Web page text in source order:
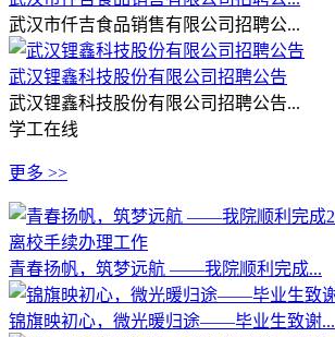
武汉市仟吉食品销售有限公司招聘公...
武汉锂鑫科技股份有限公司招聘公告
武汉锂鑫科技股份有限公司招聘公告...
学工在线
更多 >>
青春扬帆，筑梦远航 ——我院顺利完成...
锦旗映初心，微光暖归途——毕业生致谢...